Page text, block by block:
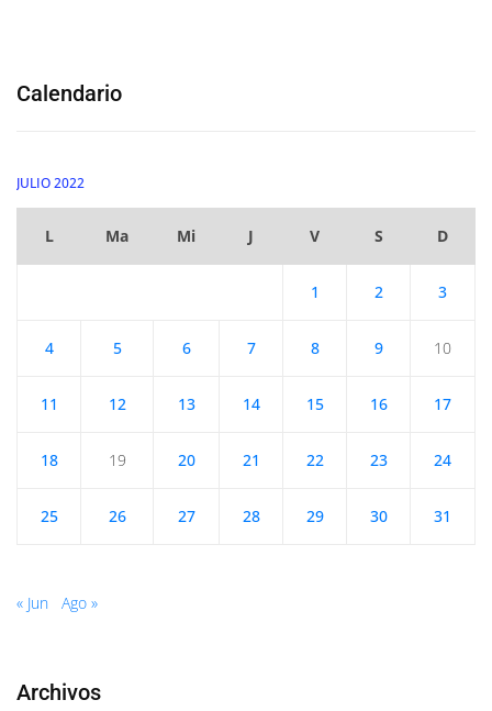
Calendario
JULIO 2022
L Ma Mi J V S D
1 2 3
4 5 6 7 8 9 10
11 12 13 14 15 16 17
18 19 20 21 22 23 24
25 26 27 28 29 30 31
« Jun Ago »
Archivos